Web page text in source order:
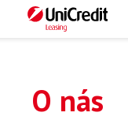
O nás